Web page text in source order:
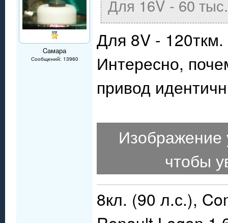
Cамара
Сообщений: 13960
Для 16V - 60
Для 8V - 120ткм.
Интересно,
привод
чтобы
8кл. (90 л.с.),